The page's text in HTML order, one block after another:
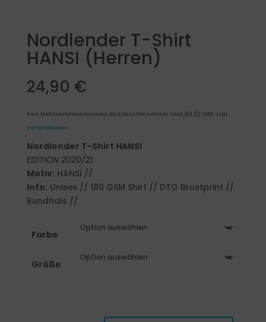
Nordlender T-Shirt
HANSI (Herren)
24,90 €
Kein Mehrwertsteuerausweis, da Kleinunternehmer nach §19 (1) UStG. zzgl.
Versandkosten
Nordlender T-Shirt HANSI
EDITION 2020/21
Motiv: HANSI //
Info: Unisex // 180 GSM Shirt // DTG Brustprint //
Rundhals //
Farbe
Größe